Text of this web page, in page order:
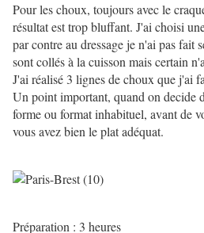
Pour les choux, toujours avec le
résultat est trop bluffant. J'ai choisi
par contre au dressage je n'ai pas fait
sont collés à la cuisson mais certain
J'ai réalisé 3 lignes de choux que j'ai
Un point important, quand on decide
forme ou format inhabituel, avant de
vous avez bien le plat adéquat.
Préparation : 3 heures